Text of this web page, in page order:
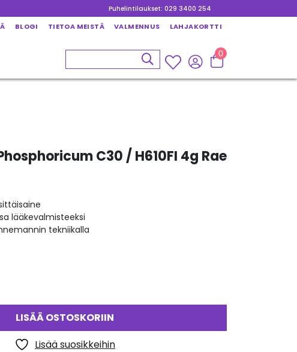
Puhelintilaukset: 029 3400 254
BLOGI TIETOA MEISTÄ VALMENNUS LAHJAKORTTI
0
C30 / H610FI 4g Rae
lääkevalmisteeksi
tekniikalla
LISÄÄ OSTOSKORIIN
Lisää suosikkeihin